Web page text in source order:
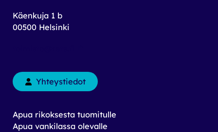
Käenkuja 1 b
00500 Helsinki
Yhteystiedot
Apua rikoksesta tuomitulle
Apua vankilassa olevalle